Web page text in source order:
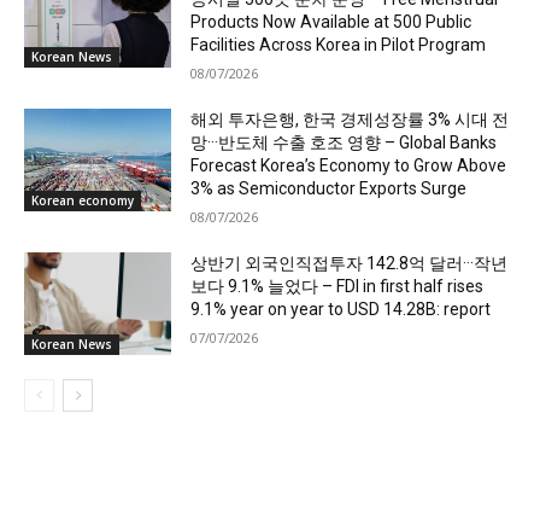
Korean News
Products Now Available at 500 Public
Facilities Across Korea in Pilot Program
08/07/2026
Korean economy
해외 투자은행, 한국 경제성장률 3% 시대 전
망···반도체 수출 호조 영향 – Global Banks
Forecast Korea’s Economy to Grow Above
3% as Semiconductor Exports Surge
08/07/2026
Korean News
상반기 외국인직접투자 142.8억 달러···작년
보다 9.1% 늘었다 – FDI in first half rises
9.1% year on year to USD 14.28B: report
07/07/2026